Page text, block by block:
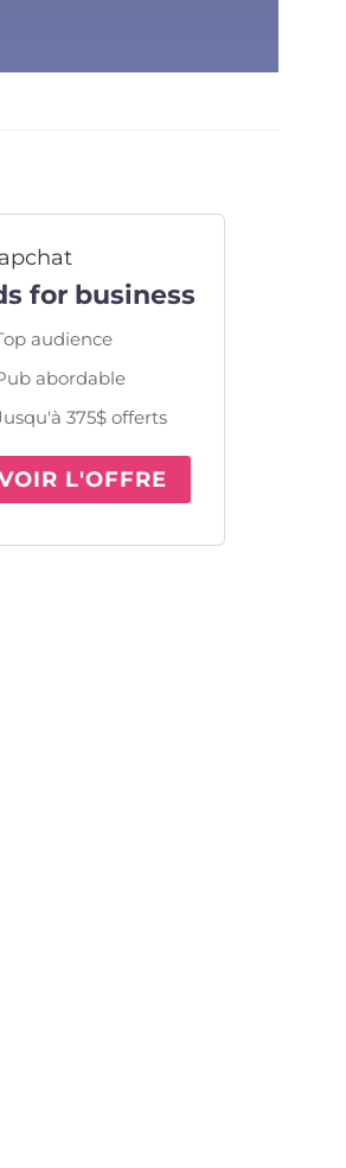
for business
audience
abordable
375$ offerts
L'OFFRE